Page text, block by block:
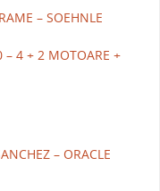
– SOEHNLE
– 4 + 2 MOTOARE +
– ORACLE